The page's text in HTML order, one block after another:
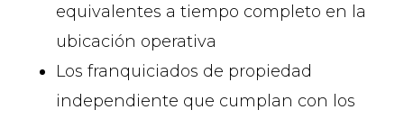
equivalentes a tiempo completo en la
ubicación operativa
Los franquiciados de propiedad
independiente que cumplan con los